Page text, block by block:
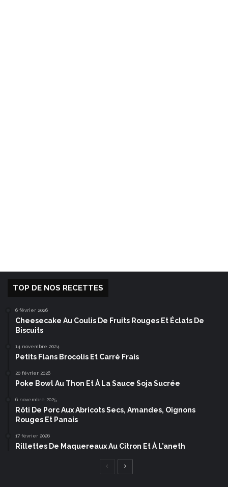
TOP DE NOS RECETTES
6 février 2026
Cheesecake Au Coulis De Fruits Rouges Et Éclats De
Biscuits
14 novembre 2024
Petits Flans Brocolis Et Carré Frais
20 février 2026
Poke Bowl Au Thon Et À La Sauce Soja Sucrée
6 novembre 2025
Rôti De Porc Aux Abricots Secs, Amandes, Oignons
Rouges Et Panais
17 février 2026
Rillettes De Maquereaux Au Citron Et À L’aneth
Page